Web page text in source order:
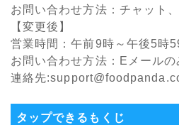
お問い合わせ方法：チャット
【変更後】
営業時間：午前9時～午後5時
お問い合わせ方法：Eメールの
連絡先
タップできるもくじ